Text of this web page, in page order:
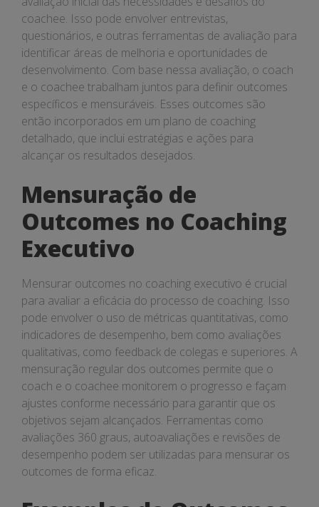
coachee. Isso pode envolver entrevistas,
questionários, e outras ferramentas de avaliação para
identificar áreas de melhoria e oportunidades de
desenvolvimento. Com base nessa avaliação, o coach
e o coachee trabalham juntos para definir outcomes
específicos e mensuráveis. Esses outcomes são
então incorporados em um plano de coaching
detalhado, que inclui estratégias e ações para
alcançar os resultados desejados.
Mensuração de
Outcomes no Coaching
Executivo
Mensurar outcomes no coaching executivo é crucial
para avaliar a eficácia do processo de coaching. Isso
pode envolver o uso de métricas quantitativas, como
indicadores de desempenho, bem como avaliações
qualitativas, como feedback de colegas e superiores. A
mensuração regular dos outcomes permite que o
coach e o coachee monitorem o progresso e façam
ajustes conforme necessário para garantir que os
objetivos sejam alcançados. Ferramentas como
avaliações 360 graus, autoavaliações e revisões de
desempenho podem ser utilizadas para mensurar os
outcomes de forma eficaz.